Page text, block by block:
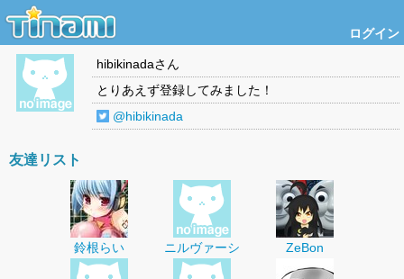
ログイン
hibikinadaさん
とりあえず登録してみました！
@hibikinada
友達リスト
鈴根らい ニルヴァーシ ZeBon